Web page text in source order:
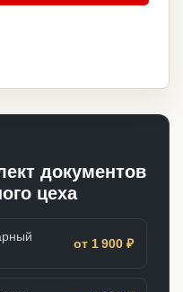
документов
цеха
от 1 900 ₽